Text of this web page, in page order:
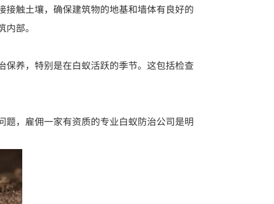
触土壤，确保建筑物的地基和墙体有良好的
部。
养，特别是在白蚁活跃的季节。这包括检查
，雇佣一家有资质的专业白蚁防治公司是明